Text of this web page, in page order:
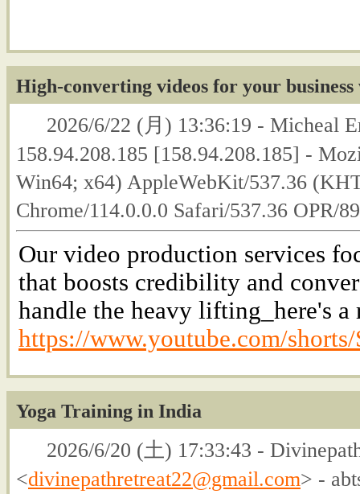
High-converting videos for your business
2026/6/22 (月) 13:36:19 - Micheal
158.94.208.185 [158.94.208.185] -
Win64; x64) AppleWebKit/537.36
Chrome/114.0.0.0 Safari/537.36 OPR/
Our video production services
that boosts credibility and
handle the heavy lifting_here's a
https://www.youtube.com/
Yoga Training in India
2026/6/20 (土) 17:33:43 -
<divinepathretreat22@gmail.com> -